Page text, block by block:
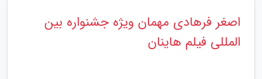
اصغر فرهادی مهمان ویژه جشنواره بین
المللی فیلم هاینان